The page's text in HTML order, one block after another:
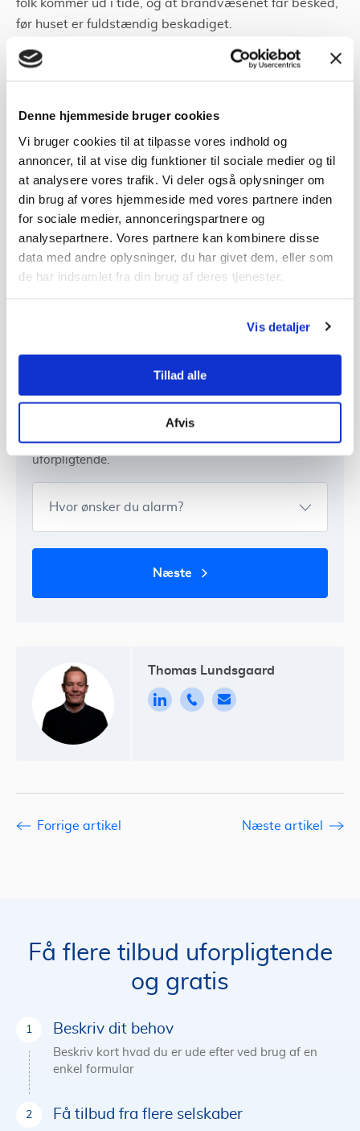
Denne hjemmeside bruger cookies
Vi bruger cookies til at tilpasse vores indhold og
annoncer, til at vise dig funktioner til sociale medier og til
at analysere vores trafik. Vi deler også oplysninger om
din brug af vores hjemmeside med vores partnere inden
for sociale medier, annonceringspartnere og
analysepartnere. Vores partnere kan kombinere disse
data med andre oplysninger, du har givet dem, eller som
de har indsamlet fra din brug af deres tjenester.
Vis detaljer
Tillad alle
Afvis
folk kommer ud i tide, og at brandvæsenet får besked,
før huset er fuldstændig beskadiget.
I begge tilfælde har forsikringsselskabet mindre risiko
Det skal selv meddeles forsikringsselskabet, at du har
sammenligne.
Men for at opnå dette vil de fleste selskaber kræve, at
alarmen er godkendt.
end 3 minutter af din
Tjek om du også kan spare penge på et ny
boligalarm, der er tilpasset dine behov. Udfyld en
formular og modtag et tilbud - gratis og
uforpligtende.
Hvor ønsker du alarm?
næste
Thomas Lundsgaard
Forrige artikel Næste artikel
Få flere tilbud uforpligtende
og gratis
Beskriv dit behov
Beskriv kort hvad du er ude efter ved brug af en
enkel formular
Få tilbud fra flere selskaber